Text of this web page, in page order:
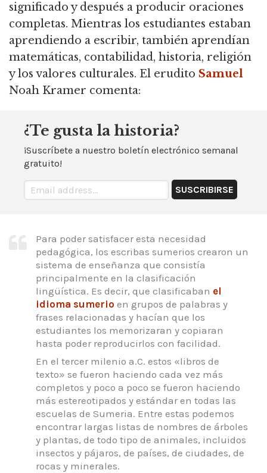
significado y después a producir oraciones
completas. Mientras los estudiantes estaban
aprendiendo a escribir, también aprendían
matemáticas, contabilidad, historia, religión
y los valores culturales. El erudito Samuel
Noah Kramer comenta:
¿Te gusta la historia?
¡Suscríbete a nuestro boletín electrónico semanal
gratuito!
Para poder satisfacer esta necesidad
pedagógica, los escribas sumerios crearon un
sistema de enseñanza que consistía
principalmente en la clasificación
lingüística. Es decir, que clasificaban el
idioma sumerio en grupos de palabras y
frases relacionadas y hacían que los
estudiantes los memorizaran y copiaran
hasta poder reproducirlos con facilidad.
En el tercer milenio a.C. estos «libros de
texto» se fueron haciendo cada vez más
completos y poco a poco se fueron haciendo
más estereotipados y estándar en todas las
escuelas de Sumeria. Entre estas podemos
encontrar largas listas de nombres de árboles
y plantas, de todo tipo de animales, incluidos
insectos y pájaros, de países, de ciudades, de
rocas y minerales.